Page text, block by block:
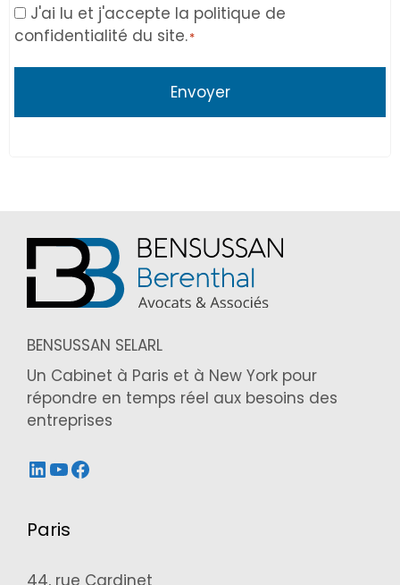
Consent
*
J'ai lu et j'accepte la politique de
confidentialité du site.*
BENSUSSAN SELARL
Un Cabinet à Paris et à New York pour
répondre en temps réel aux besoins des
entreprises
LinkedIn
YouTube
Facebook
Paris
44, rue Cardinet